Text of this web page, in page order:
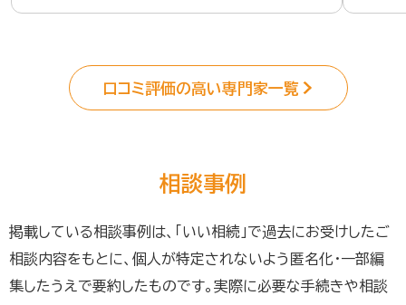
口コミ評価の高い専門家一覧
相談事例
掲載している相談事例は、「いい相続」で過去にお受けしたご
相談内容をもとに、個人が特定されないよう匿名化・一部編
集したうえで要約したものです。実際に必要な手続きや相談